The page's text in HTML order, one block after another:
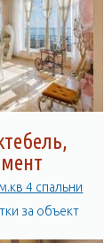
4 спальни
за объект